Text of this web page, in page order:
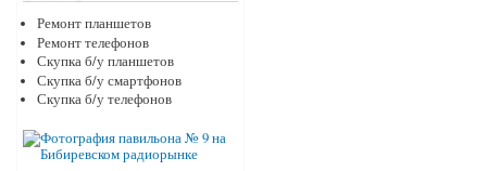
Ремонт планшетов
Ремонт телефонов
Скупка б/у планшетов
Скупка б/у смартфонов
Скупка б/у телефонов